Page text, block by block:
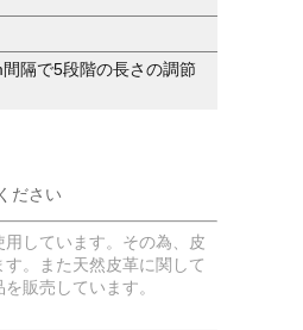
隔で5段階の長さの調節
ださい
しています。その為、皮
。また天然皮革に関して
販売しています。